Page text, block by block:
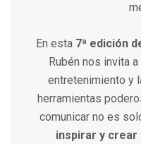
En esta 7ª edición
Rubén nos invita
entretenimiento y
herramientas
comunicar no es
inspirar y